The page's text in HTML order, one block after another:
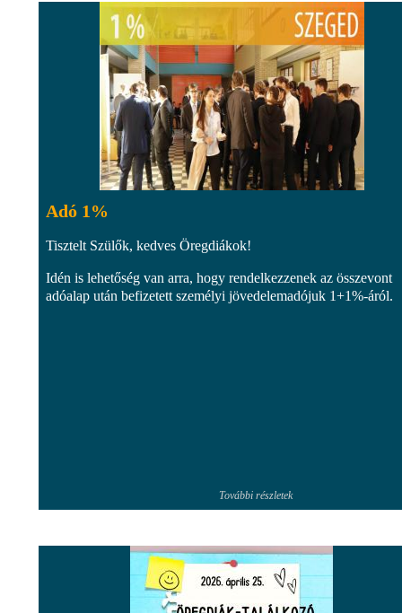
Adó 1%
Tisztelt Szülők, kedves Öregdiákok!
Idén is lehetőség van arra, hogy rendelkezzenek az összevont
adóalap után befizetett személyi jövedelemadójuk 1+1%-áról.
További részletek